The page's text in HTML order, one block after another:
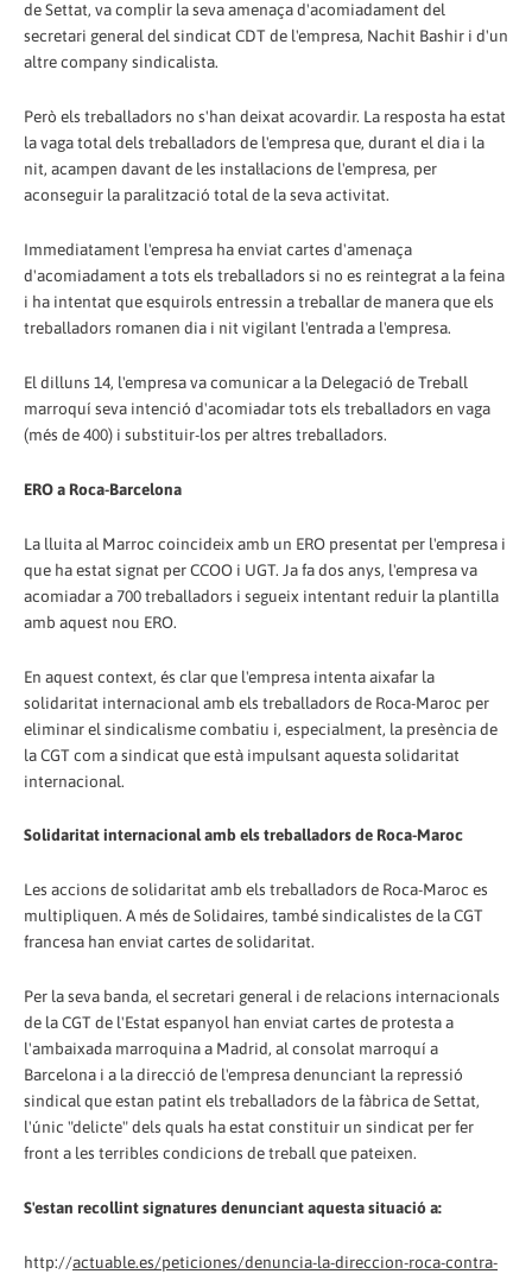
de Settat, va complir la seva amenaça d'acomiadament del
secretari general del sindicat CDT de l'empresa, Nachit Bashir i d'un
altre company sindicalista.
Però els treballadors no s'han deixat acovardir. La resposta ha estat
la vaga total dels treballadors de l'empresa que, durant el dia i la
nit, acampen davant de les instal·lacions de l'empresa, per
aconseguir la paralització total de la seva activitat.
Immediatament l'empresa ha enviat cartes d'amenaça
d'acomiadament a tots els treballadors si no es reintegrat a la feina
i ha intentat que esquirols entressin a treballar de manera que els
treballadors romanen dia i nit vigilant l'entrada a l'empresa.
El dilluns 14, l'empresa va comunicar a la Delegació de Treball
marroquí seva intenció d'acomiadar tots els treballadors en vaga
(més de 400) i substituir-los per altres treballadors.
ERO a Roca-Barcelona
La lluita al Marroc coincideix amb un ERO presentat per l'empresa i
que ha estat signat per CCOO i UGT. Ja fa dos anys, l'empresa va
acomiadar a 700 treballadors i segueix intentant reduir la plantilla
amb aquest nou ERO.
En aquest context, és clar que l'empresa intenta aixafar la
solidaritat internacional amb els treballadors de Roca-Maroc per
eliminar el sindicalisme combatiu i, especialment, la presència de
la CGT com a sindicat que està impulsant aquesta solidaritat
internacional.
Solidaritat internacional amb els treballadors de Roca-Maroc
Les accions de solidaritat amb els treballadors de Roca-Maroc es
multipliquen. A més de Solidaires, també sindicalistes de la CGT
francesa han enviat cartes de solidaritat.
Per la seva banda, el secretari general i de relacions internacionals
de la CGT de l'Estat espanyol han enviat cartes de protesta a
l'ambaixada marroquina a Madrid, al consolat marroquí a
Barcelona i a la direcció de l'empresa denunciant la repressió
sindical que estan patint els treballadors de la fàbrica de Settat,
l'únic "delicte" dels quals ha estat constituir un sindicat per fer
front a les terribles condicions de treball que pateixen.
S'estan recollint signatures denunciant aquesta situació a:
http://actuable.es/peticiones/denuncia-la-direccion-roca-contra-